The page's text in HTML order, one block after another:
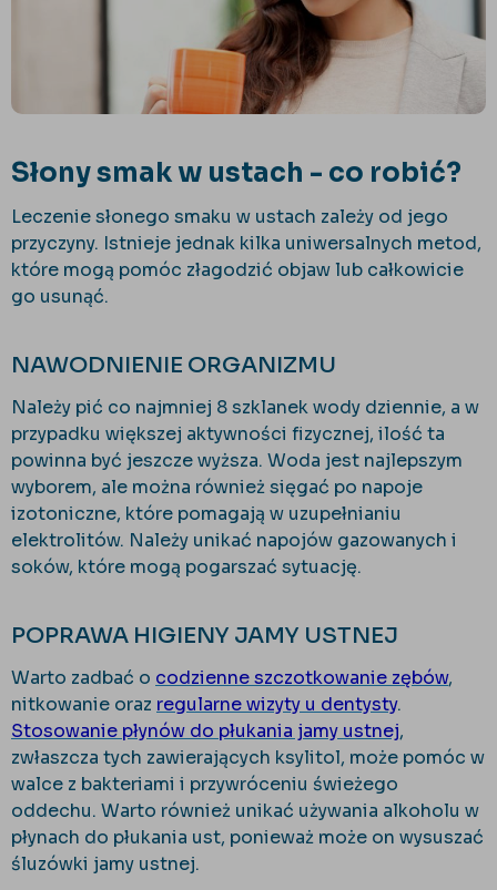
Słony smak w ustach - co robić?
Leczenie słonego smaku w ustach zależy od jego
przyczyny. Istnieje jednak kilka uniwersalnych metod,
które mogą pomóc złagodzić objaw lub całkowicie
go usunąć.
NAWODNIENIE ORGANIZMU
Należy pić co najmniej 8 szklanek wody dziennie, a w
przypadku większej aktywności fizycznej, ilość ta
powinna być jeszcze wyższa. Woda jest najlepszym
wyborem, ale można również sięgać po napoje
izotoniczne, które pomagają w uzupełnianiu
elektrolitów. Należy unikać napojów gazowanych i
soków, które mogą pogarszać sytuację.
POPRAWA HIGIENY JAMY USTNEJ
Warto zadbać o codzienne szczotkowanie zębów,
nitkowanie oraz regularne wizyty u dentysty.
Stosowanie płynów do płukania jamy ustnej,
zwłaszcza tych zawierających ksylitol, może pomóc w
walce z bakteriami i przywróceniu świeżego
oddechu. Warto również unikać używania alkoholu w
płynach do płukania ust, ponieważ może on wysuszać
śluzówki jamy ustnej.